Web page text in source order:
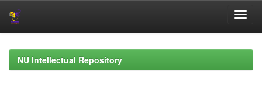
navigationNU Intellectual Repository